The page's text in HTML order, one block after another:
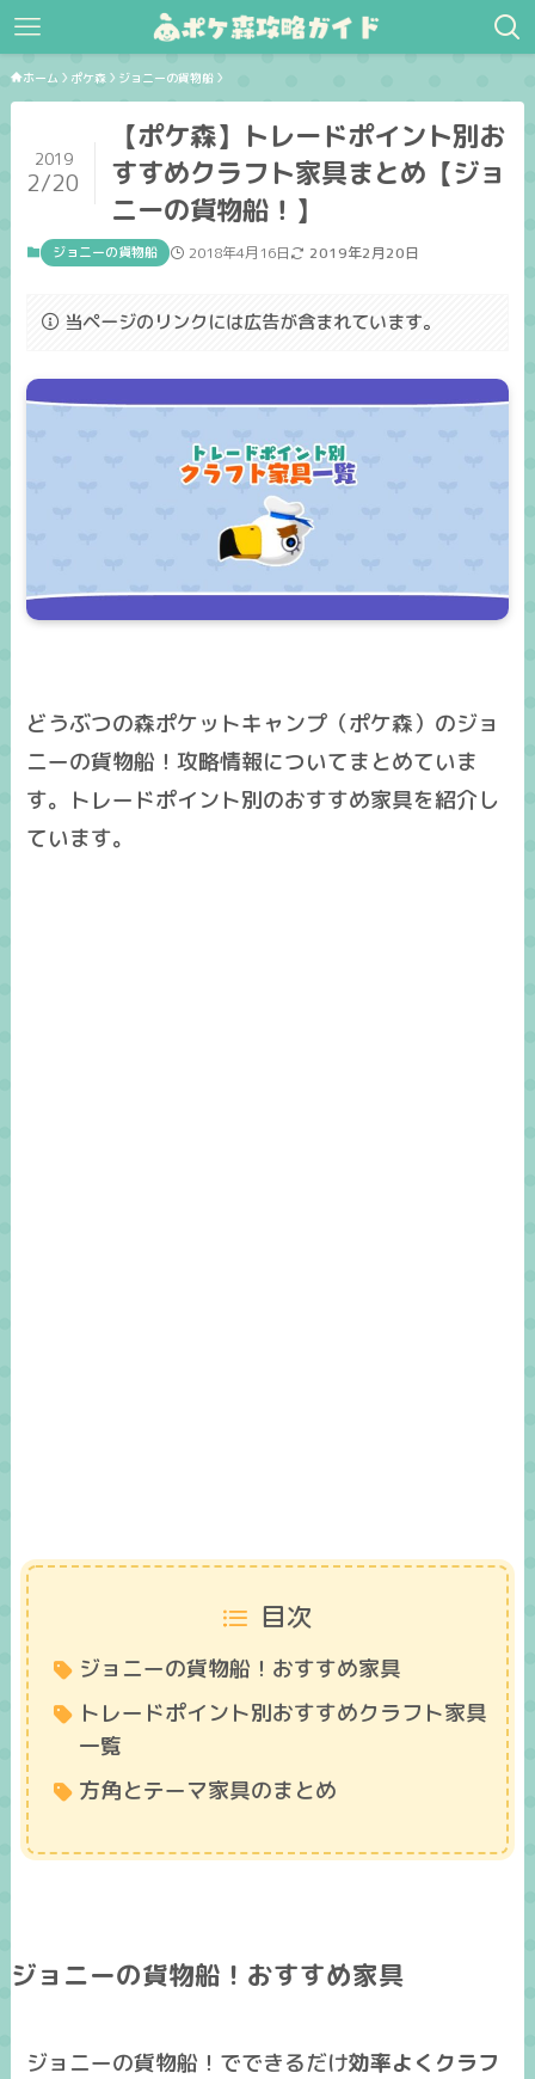
ホーム ポケ森 ジョニーの貨物船
【ポケ森】トレードポイント別お
すすめクラフト家具まとめ【ジョ
ニーの貨物船！】
2019
2/20
ジョニーの貨物船 2018年4月16日 2019年2月20日
当ページのリンクには広告が含まれています。
どうぶつの森ポケットキャンプ（ポケ森）のジョ
ニーの貨物船！攻略情報についてまとめていま
す。トレードポイント別のおすすめ家具を紹介し
ています。
目次
ジョニーの貨物船！おすすめ家具
トレードポイント別おすすめクラフト家具
一覧
方角とテーマ家具のまとめ
ジョニーの貨物船！おすすめ家具
ジョニーの貨物船！でできるだけ効率よくクラフ